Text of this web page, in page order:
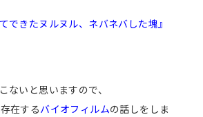
できたヌルヌル、ネバネバした塊』
ないと思いますので、
在するバイオフィルムの話しをしま